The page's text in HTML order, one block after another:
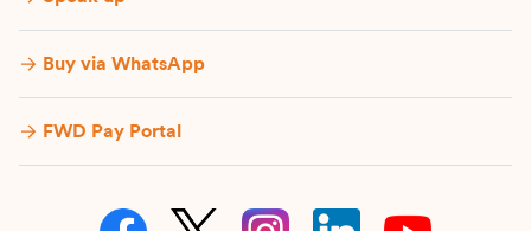
Buy via WhatsApp​
FWD Pay Portal